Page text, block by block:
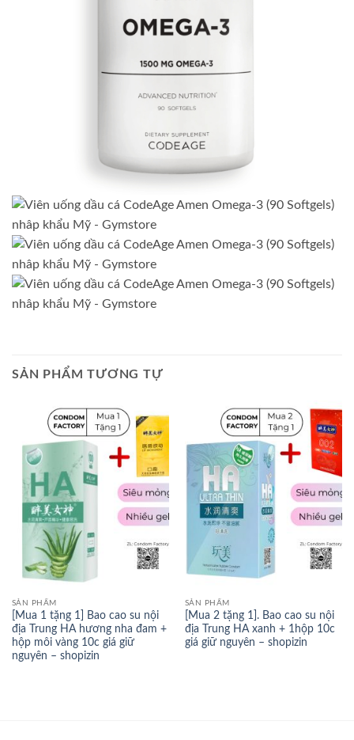
SẢN PHẨM TƯƠNG TỰ
SẢN PHẨM
[Mua 1 tặng 1] Bao cao su nội
địa Trung HA hương nha đam +
hộp môi vàng 10c giá giữ
nguyên – shopizin
SẢN PHẨM
[Mua 2 tặng 1]. Bao cao su nội
địa Trung HA xanh + 1hộp 10c
giá giữ nguyên – shopizin